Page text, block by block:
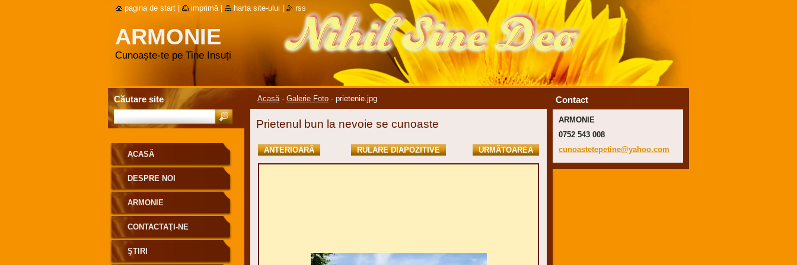
ARMONIE
Cunoaște-te pe Tine Insuți
Acasă - Galerie Foto - prietenie.jpg
Prietenul bun la nevoie se cunoaste
ANTERIOARĂ RULARE DIAPOZITIVE URMĂTOAREA
ACASĂ
DESPRE NOI
ARMONIE
CONTACTAŢI-NE
ŞTIRI
Contact
ARMONIE
0752 543 008
cunoastetepetine@yahoo.com
Căutare site
pagina de start imprimă harta site-ului rss